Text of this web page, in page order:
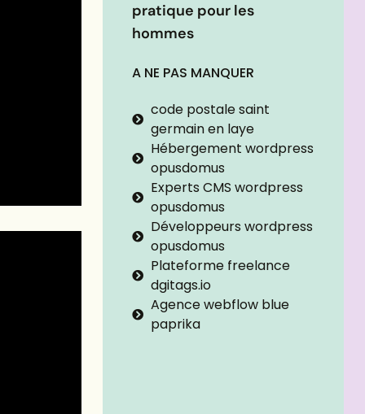
pratique pour les
hommes
A NE PAS MANQUER
code postale saint
germain en laye
Hébergement wordpress
opusdomus
Experts CMS wordpress
opusdomus
Développeurs wordpress
opusdomus
Plateforme freelance
dgitags.io
Agence webflow blue
paprika